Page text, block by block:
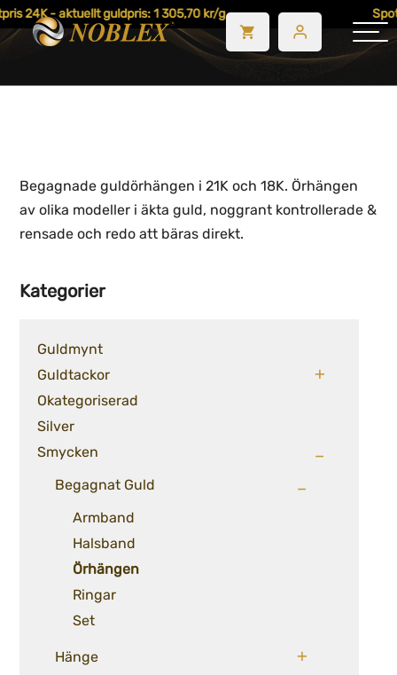
24K - aktuellt guldpris: 1 305,70 kr/g
Begagnade guldörhängen i 21K och 18K. Örhängen
av olika modeller i äkta guld, noggrant kontrollerade &
rensade och redo att bäras direkt.
Kategorier
Guldmynt
Guldtackor
Okategoriserad
Silver
Smycken
Begagnat Guld
Armband
Halsband
Örhängen
Ringar
Set
Hänge